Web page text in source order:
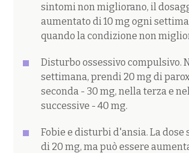
sintomi non migliorano, il
aumentato di 10 mg ogni
quando la condizione non
Disturbo ossessivo compulsivo.
settimana, prendi 20 mg di
seconda - 30 mg, nella terza e
successive - 40 mg.
Fobie e disturbi d'ansia. La dose
di 20 mg, ma può essere